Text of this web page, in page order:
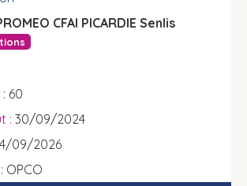
CFAI PICARDIE Senlis
60
30/09/2024
09/2026
OPCO